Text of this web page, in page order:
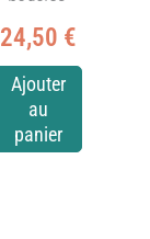
24,50 €
Ajouter
au
panier